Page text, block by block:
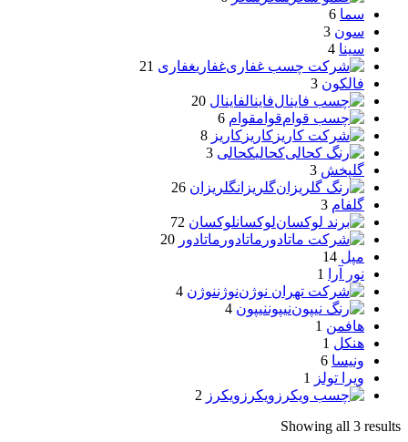
سما 6
سون 3
سینا 4
غفاریغفاری 21
فالکون 3
فاینالفاینال 20
قوامقوام 6
کاریز کاریز 8
کحالیکحالی 3
گلپخش 3
گلریزانگلریزان 26
گلفام 3
لوکسانلوکسان 72
ماتادور ماتادور 20
مپل 14
نور آرا
1
نوژننوژن 4
نیپوننیپون 4
هافمن 1
هنکل 1
ونیسا 6
ویرا تولز
1
ویکرز ویکرز 2
Showing all 3 results